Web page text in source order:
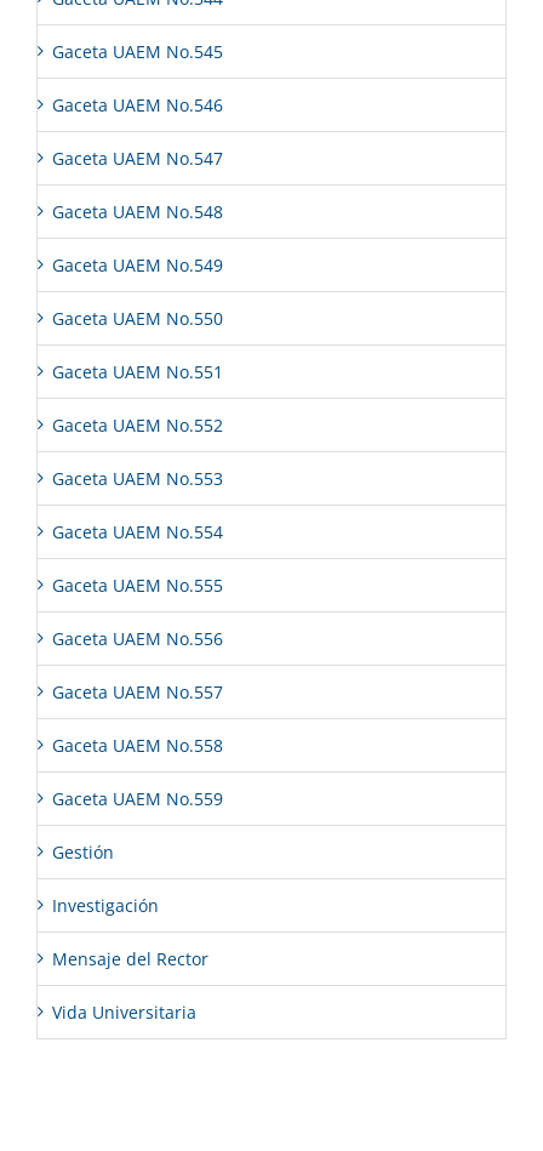
Gaceta UAEM No.545
Gaceta UAEM No.546
Gaceta UAEM No.547
Gaceta UAEM No.548
Gaceta UAEM No.549
Gaceta UAEM No.550
Gaceta UAEM No.551
Gaceta UAEM No.552
Gaceta UAEM No.553
Gaceta UAEM No.554
Gaceta UAEM No.555
Gaceta UAEM No.556
Gaceta UAEM No.557
Gaceta UAEM No.558
Gaceta UAEM No.559
Gestión
Investigación
Mensaje del Rector
Vida Universitaria